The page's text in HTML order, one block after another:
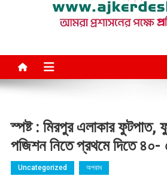
স্পষ্ট : মিরপুর এলাকার ফুটপাত,
পজিশন নিতে প্রথমে দিতে ৪০-
Uncategorized অপরাধ